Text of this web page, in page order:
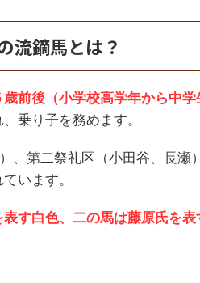
流鏑馬とは？
歳前後（小学校高学年から中
乗り子を務めます。
、第二祭礼区（小田谷、長瀬
います。
す白色、二の馬は藤原氏を